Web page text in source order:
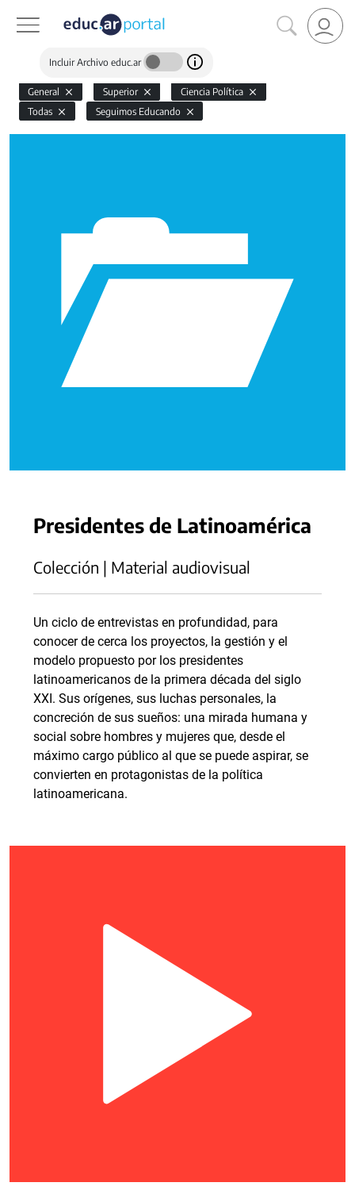
Incluir Archivo educ.ar
General Superior
Ciencia Política
Todas
Seguimos Educando
Presidentes de Latinoamérica
Colección | Material audiovisual
Un ciclo de entrevistas en profundidad, para
conocer de cerca los proyectos, la gestión y el
modelo propuesto por los presidentes
latinoamericanos de la primera década del siglo
XXI. Sus orígenes, sus luchas personales, la
concreción de sus sueños: una mirada humana y
social sobre hombres y mujeres que, desde el
máximo cargo público al que se puede aspirar, se
convierten en protagonistas de la política
latinoamericana.